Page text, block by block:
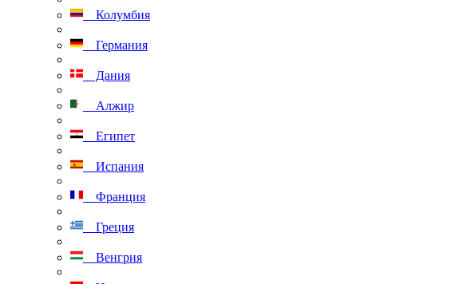
Колумбия
Германия
Дания
Алжир
Египет
Испания
Франция
Греция
Венгрия